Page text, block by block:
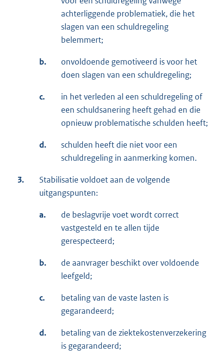
achterliggende problematiek, die het
slagen van een schuldregeling
belemmert;
b.
onvoldoende gemotiveerd is voor het
doen slagen van een schuldregeling;
c.
in het verleden al een schuldregeling of
een schuldsanering heeft gehad en die
opnieuw problematische schulden heeft;
d.
schulden heeft die niet voor een
schuldregeling in aanmerking komen.
3.
Stabilisatie voldoet aan de volgende
uitgangspunten:
a.
de beslagvrije voet wordt correct
vastgesteld en te allen tijde
gerespecteerd;
b.
de aanvrager beschikt over voldoende
leefgeld;
c.
betaling van de vaste lasten is
gegarandeerd;
d.
betaling van de ziektekostenverzekering
is gegarandeerd;